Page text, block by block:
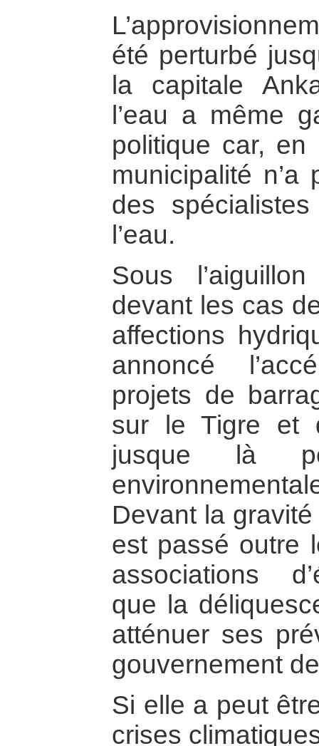
été perturbé
la capitale
l’eau a même
politique car, en
municipalité
des
l’eau.
Sous
devant les cas
affections
annoncé
projets de
sur le Tigre et
jusque là
Devant la
est passé outre
associations
que la
atténuer ses
gouvernement
Si elle a peut
crises